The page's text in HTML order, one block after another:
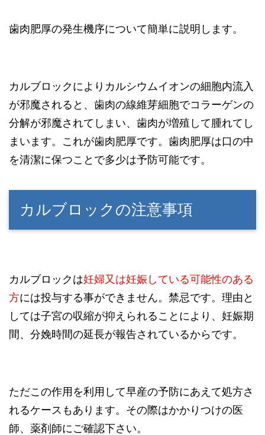
歯肉肥厚の発生機序について簡単に説明します。
カルブロックによりカルシウムイオンの細胞内流入
が邪魔されると、歯肉の線維芽細胞でコラーゲンの
分解が邪魔されてしまい、歯肉が増殖して腫れてし
まいます。これが歯肉肥厚です。歯肉肥厚は口の中
を清潔に保つことで多少は予防可能です。
カルブロックの注意事項
カルブロックは妊婦又は妊娠している可能性のある
方には投与する事ができません。禁忌です。理由と
しては子宮の収縮が抑えられることにより、妊娠期
間、分娩時間の延長が報告されているからです。
ただこの作用を利用して早産の予防にあえて処方さ
れるケースもあります。その際はかかりつけの医
師、薬剤師にご確認下さい。